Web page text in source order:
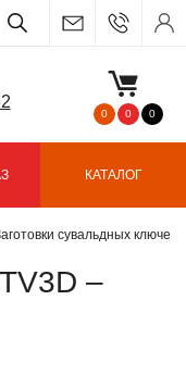
0 0 0
КАТАЛОГ
сувальдных ключей
–